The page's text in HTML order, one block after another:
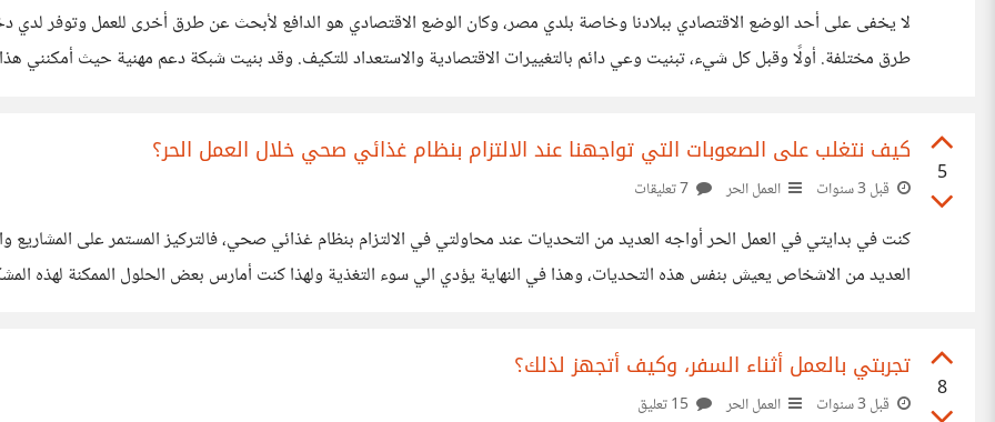
لا يخفى على أحد الوضع الاقتصادي ببلادنا وخاصة بلدي مصر، وكان الوضع الاقتصادي هو الدافع لأبحث عن طرق أخرى للعمل وتوفر لدي
طرق مختلفة. أولًا وقبل كل شيء، تبنيت وعي دائم بالتغييرات الاقتصادية والاستعداد للتكيف. وقد بنيت شبكة دعم مهنية حيث أمكنني
5
كيف نتغلب على الصعوبات التي تواجهنا عند الالتزام بنظام غذائي صحي خلال العمل الحر؟
قبل 3 سنوات العمل الحر
كنت في بدايتي في العمل الحر أواجه العديد من التحديات عند محاولتي في الالتزام بنظام غذائي صحي، فالتركيز المستمر على المشاريع
8
تجربتي بالعمل أثناء السفر، وكيف أتجهز لذلك؟
قبل 3 سنوات العمل الحر